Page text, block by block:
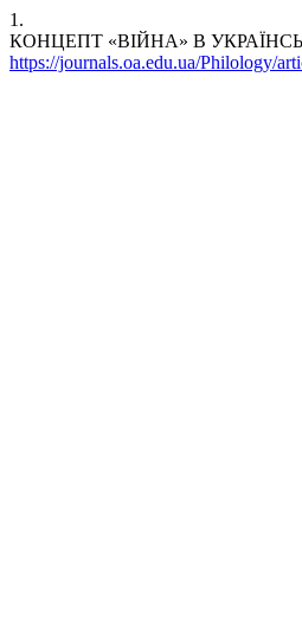
1.
КОНЦЕПТ «ВІЙНА» В
https://journals.oa.edu.ua/Philology/